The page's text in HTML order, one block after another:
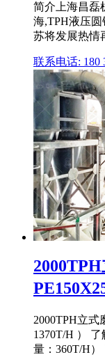
简介上海昌磊
海,TPH液压
苏将发展热情
联系电话: 180
2000TPH立式
1370T/H ）
量：360T/H